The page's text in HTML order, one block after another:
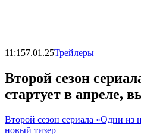
11:157.01.25Трейлеры
Второй сезон
стартует в апреле,
Второй сезон сериала «Одни из
новый тизер